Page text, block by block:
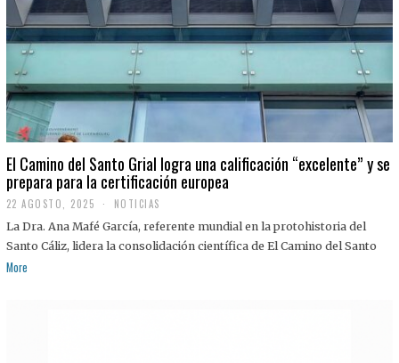
El Camino del Santo Grial logra una calificación “excelente” y se
prepara para la certificación europea
22 AGOSTO, 2025
2
A
G
NOTICIAS
La Dra. Ana Mafé García, referente mundial en la protohistoria del
Santo Cáliz, lidera la consolidación científica de El Camino del Santo
More